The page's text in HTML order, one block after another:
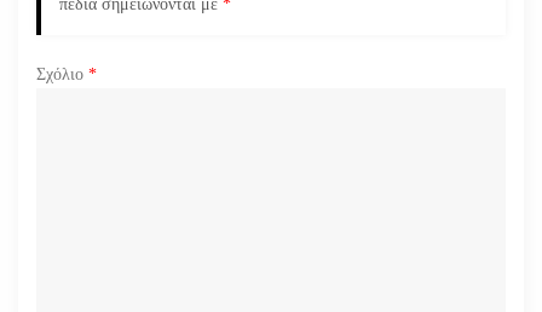
θ
ρ
πεδία σημειώνονται με *
Σχόλιο *